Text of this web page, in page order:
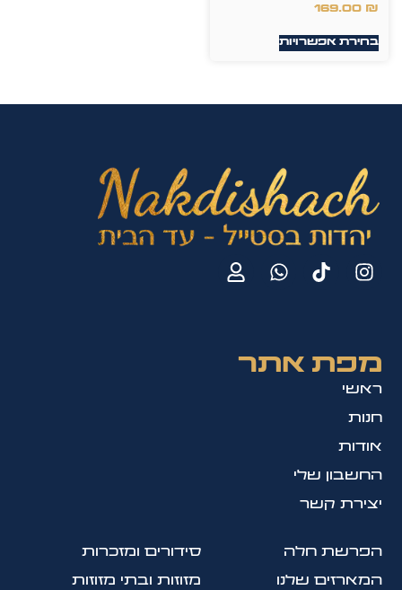
169.00 ₪
בחירת אפשרויות
מפת אתר
ראשי
חנות
אודות
החשבון שלי
יצירת קשר
הפרשת חלה
המארזים שלנו
סידורים ומזכרות
מזוזות ובתי מזוזות